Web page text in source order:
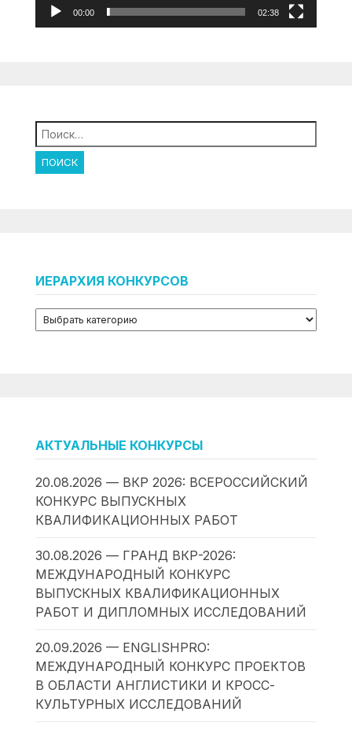
00:00 02:38
Найти:
ИЕРАРХИЯ КОНКУРСОВ
АКТУАЛЬНЫЕ КОНКУРСЫ
20.08.2026 — ВКР 2026: ВСЕРОССИЙСКИЙ
КОНКУРС ВЫПУСКНЫХ
КВАЛИФИКАЦИОННЫХ РАБОТ
30.08.2026 — ГРАНД ВКР-2026:
МЕЖДУНАРОДНЫЙ КОНКУРС
ВЫПУСКНЫХ КВАЛИФИКАЦИОННЫХ
РАБОТ И ДИПЛОМНЫХ ИССЛЕДОВАНИЙ
20.09.2026 — ENGLISHPRO:
МЕЖДУНАРОДНЫЙ КОНКУРС ПРОЕКТОВ
В ОБЛАСТИ АНГЛИСТИКИ И КРОСС-
КУЛЬТУРНЫХ ИССЛЕДОВАНИЙ